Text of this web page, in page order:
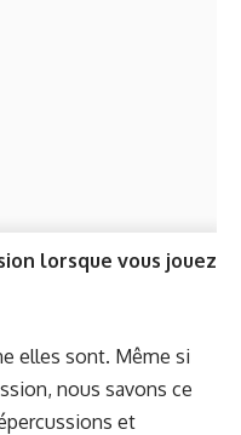
lorsque vous jouez
elles sont. Même si
nous savons ce
et